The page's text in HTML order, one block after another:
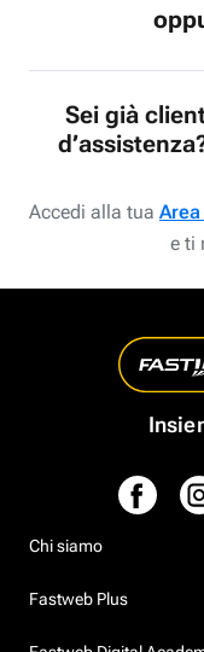
Sei già
Accedi alla tua
e ti
Chi siamo
Fastweb Plus